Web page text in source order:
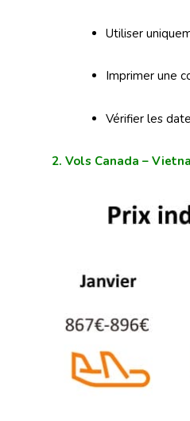
Utiliser
Imprimer une
Vérifier les
2. Vols Canada –